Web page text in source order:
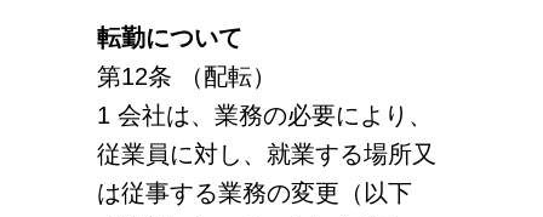
転勤について
第12条 （配転）
1 会社は、業務の必要により、
従業員に対し、就業する場所又
は従事する業務の変更（以下